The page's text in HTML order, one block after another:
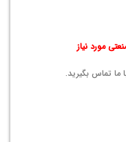
مورد نیاز
ما تماس بگیرید.